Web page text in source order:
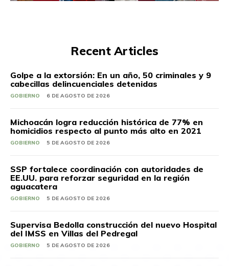
Recent Articles
Golpe a la extorsión: En un año, 50 criminales y 9
cabecillas delincuenciales detenidas
GOBIERNO 6 DE AGOSTO DE 2026
Michoacán logra reducción histórica de 77% en
homicidios respecto al punto más alto en 2021
GOBIERNO 5 DE AGOSTO DE 2026
SSP fortalece coordinación con autoridades de
EE.UU. para reforzar seguridad en la región
aguacatera
GOBIERNO 5 DE AGOSTO DE 2026
Supervisa Bedolla construcción del nuevo Hospital
del IMSS en Villas del Pedregal
GOBIERNO 5 DE AGOSTO DE 2026